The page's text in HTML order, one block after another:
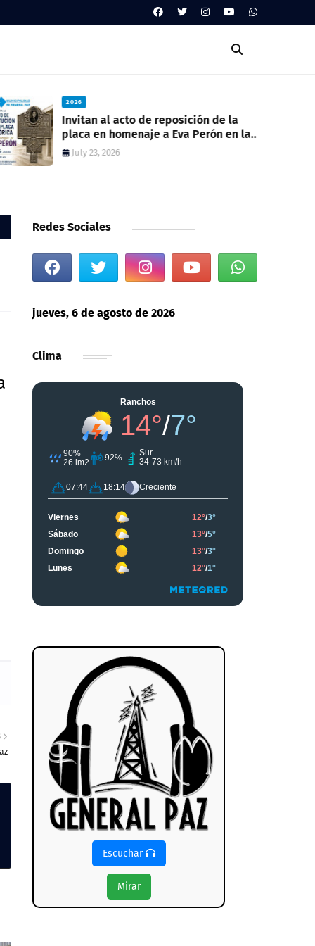
2026
Invitan al acto de reposición de la
placa en homenaje a Eva Perón en la
ex estación del ferrocarril
July 23, 2026
Redes Sociales
jueves, 6 de agosto de 2026
Clima
Escuchar
Mirar